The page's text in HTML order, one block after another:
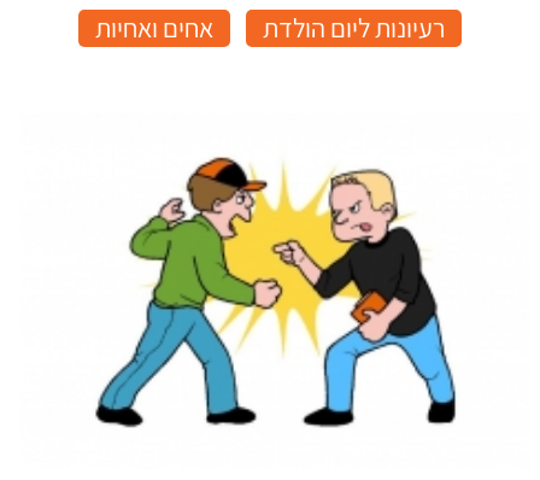
רעיונות ליום הולדת
אחים ואחיות